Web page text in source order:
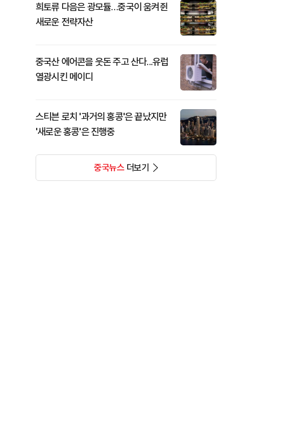
희토류 다음은 광모듈…중국이 움켜쥔
새로운 전략자산
중국산 에어콘을 웃돈 주고 산다...유럽
열광시킨 메이디
스티븐 로치 '과거의 홍콩'은 끝났지만
'새로운 홍콩'은 진행중
중국뉴스더보기